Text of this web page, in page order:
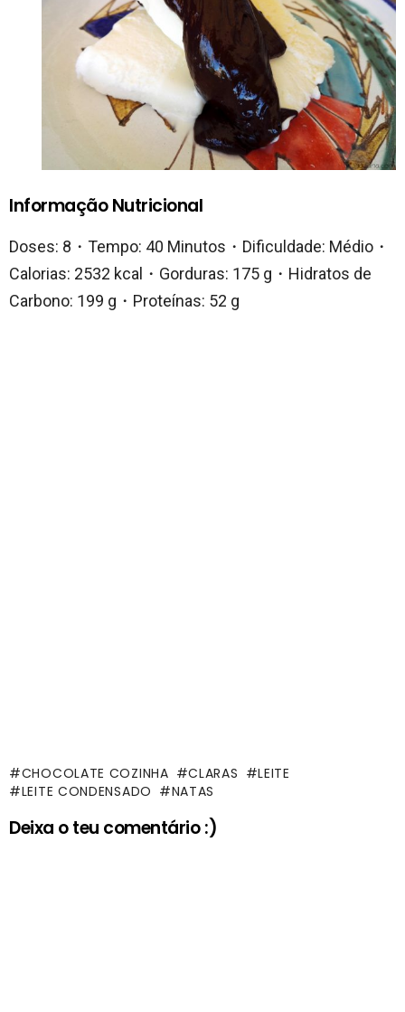
Informação Nutricional
Doses: 8・Tempo: 40 Minutos・Dificuldade: Médio・
Calorias: 2532 kcal・Gorduras: 175 g・Hidratos de
Carbono: 199 g・Proteínas: 52 g
CHOCOLATE COZINHA CLARAS
LEITE
LEITE CONDENSADO
NATAS
Deixa o teu comentário :)